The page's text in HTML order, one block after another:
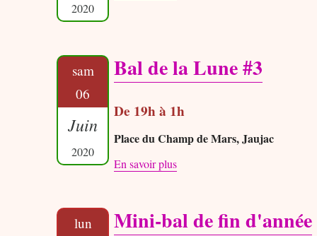
2020
sam
06
Juin
2020
Bal de la Lune #3
De 19h à 1h
Place du Champ de Mars, Jaujac
En savoir plus
lun
Mini-bal de fin d'année